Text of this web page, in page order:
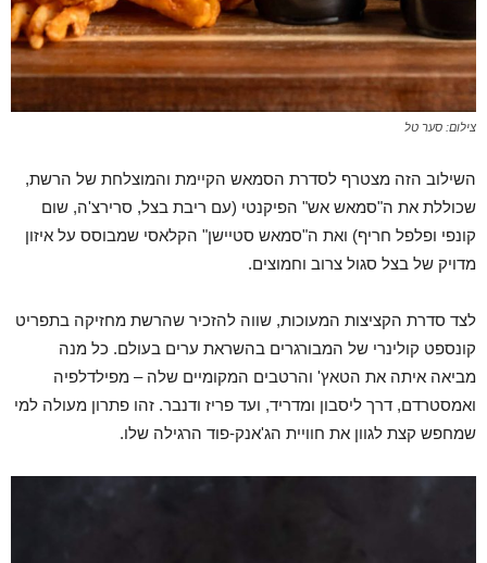
צילום: סער טל
השילוב הזה מצטרף לסדרת הסמאש הקיימת והמוצלחת של הרשת,
שכוללת את ה"סמאש אש" הפיקנטי (עם ריבת בצל, סרירצ'ה, שום
קונפי ופלפל חריף) ואת ה"סמאש סטיישן" הקלאסי שמבוסס על איזון
מדויק של בצל סגול צרוב וחמוצים.
לצד סדרת הקציצות המעוכות, שווה להזכיר שהרשת מחזיקה בתפריט
קונספט קולינרי של המבורגרים בהשראת ערים בעולם. כל מנה
מביאה איתה את הטאץ' והרטבים המקומיים שלה – מפילדלפיה
ואמסטרדם, דרך ליסבון ומדריד, ועד פריז ודנבר. זהו פתרון מעולה למי
שמחפש קצת לגוון את חוויית הג'אנק-פוד הרגילה שלו.